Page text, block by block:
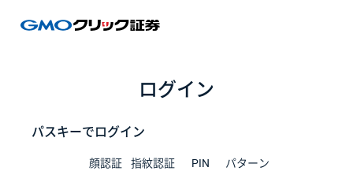
ログイン
パスキーでログイン
顔認証 指紋認証 PIN パターン